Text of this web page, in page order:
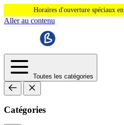
Horaires d'ouverture spéciaux en
Aller au contenu
Toutes les catégories
Catégories